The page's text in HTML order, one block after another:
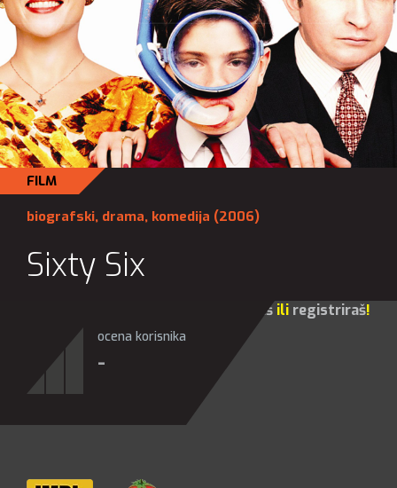
FILM
biografski, drama, komedija (2006)
Sixty Six
prijaviš ili registriraš!
ocena korisnika
-